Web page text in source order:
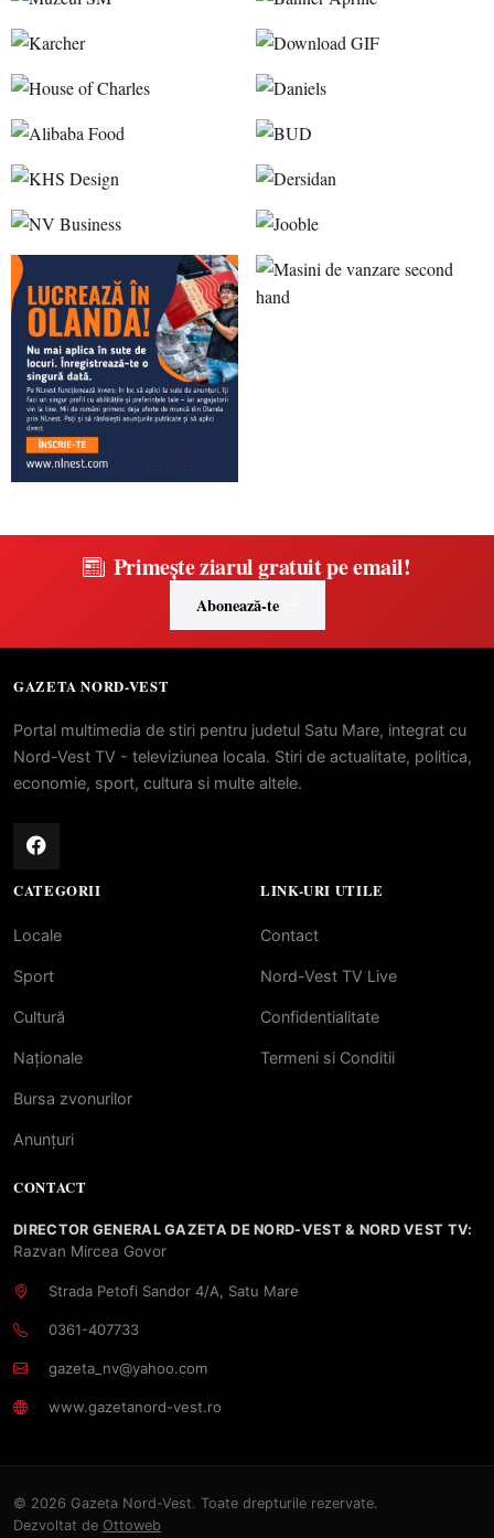
Primește ziarul gratuit pe email!
Abonează-te
GAZETA NORD-VEST
Portal multimedia de stiri pentru judetul Satu Mare, integrat cu
Nord-Vest TV - televiziunea locala. Stiri de actualitate, politica,
economie, sport, cultura si multe altele.
CATEGORII
Locale
Sport
Cultură
Naționale
Bursa zvonurilor
Anunțuri
LINK-URI UTILE
Contact
Nord-Vest TV Live
Confidentialitate
Termeni si Conditii
CONTACT
DIRECTOR GENERAL GAZETA DE NORD-VEST & NORD VEST TV:
Razvan Mircea Govor
Strada Petofi Sandor 4/A, Satu Mare
0361-407733
gazeta_nv@yahoo.com
www.gazetanord-vest.ro
© 2026 Gazeta Nord-Vest. Toate drepturile rezervate.
Dezvoltat de Ottoweb